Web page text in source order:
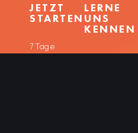
JETZT
STARTEN
7 Tage
LERNE
UNS
KENNEN